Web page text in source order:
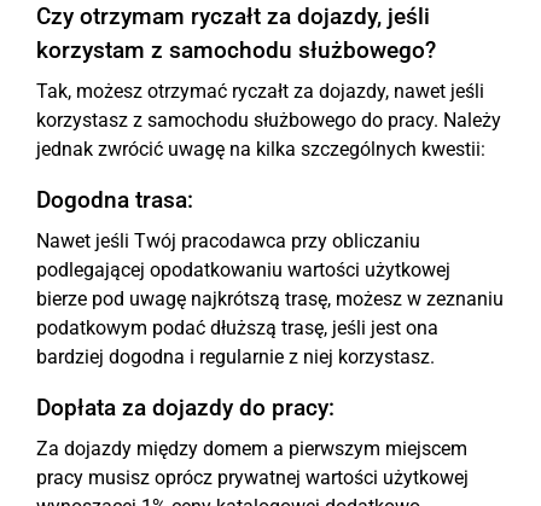
Czy otrzymam ryczałt za dojazdy, jeśli
korzystam z samochodu służbowego?
Tak, możesz otrzymać ryczałt za dojazdy, nawet jeśli
korzystasz z samochodu służbowego do pracy. Należy
jednak zwrócić uwagę na kilka szczególnych kwestii:
Dogodna trasa:
Nawet jeśli Twój pracodawca przy obliczaniu
podlegającej opodatkowaniu wartości użytkowej
bierze pod uwagę najkrótszą trasę, możesz w zeznaniu
podatkowym podać dłuższą trasę, jeśli jest ona
bardziej dogodna i regularnie z niej korzystasz.
Dopłata za dojazdy do pracy:
Za dojazdy między domem a pierwszym miejscem
pracy musisz oprócz prywatnej wartości użytkowej